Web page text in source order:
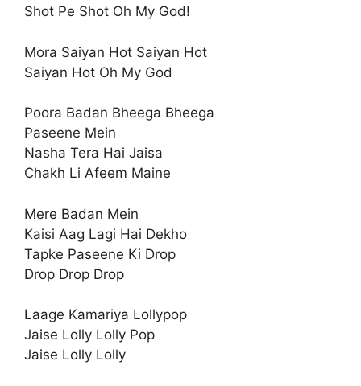
Shot Pe Shot Oh My God!
Mora Saiyan Hot Saiyan Hot
Saiyan Hot Oh My God
Poora Badan Bheega Bheega
Paseene Mein
Nasha Tera Hai Jaisa
Chakh Li Afeem Maine
Mere Badan Mein
Kaisi Aag Lagi Hai Dekho
Tapke Paseene Ki Drop
Drop Drop Drop
Laage Kamariya Lollypop
Jaise Lolly Lolly Pop
Jaise Lolly Lolly